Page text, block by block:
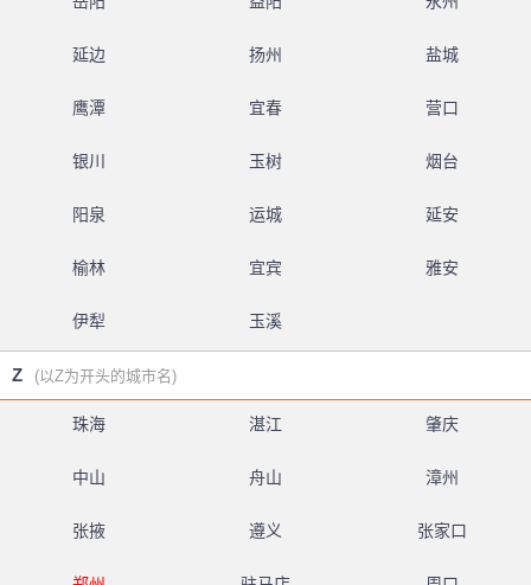
延边 扬州 盐城
鹰潭 宜春 营口
银川 玉树 烟台
阳泉 运城 延安
榆林 宜宾 雅安
伊犁 玉溪
Z (以Z为开头的城市名)
珠海 湛江 肇庆
中山 舟山 漳州
张掖 遵义 张家口